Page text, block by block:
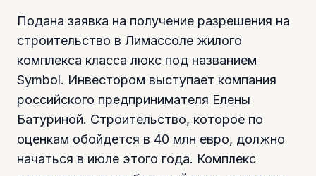
Подана заявка на получение разрешения на
строительство в Лимассоле жилого
комплекса класса люкс под названием
Symbol. Инвестором выступает компания
российского предпринимателя Елены
Батуриной. Строительство, которое по
оценкам обойдется в 40 млн евро, должно
начаться в июле этого года. Комплекс